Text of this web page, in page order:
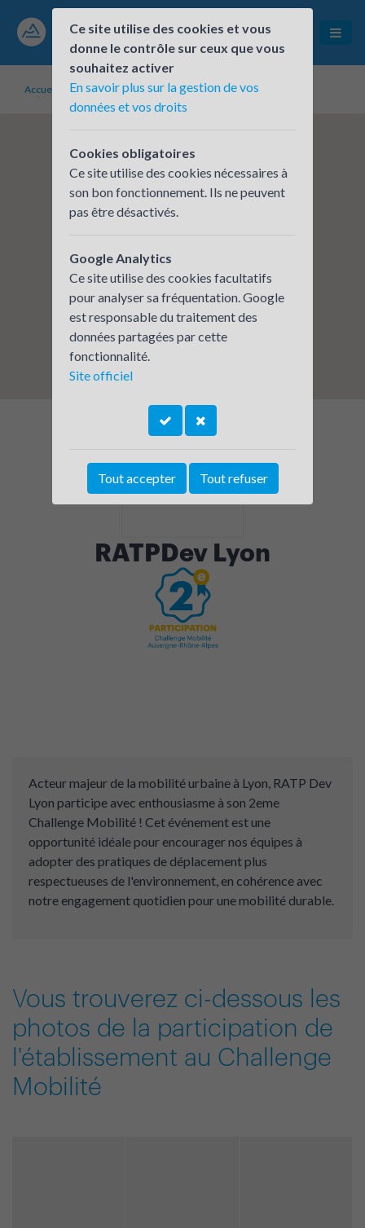
Accueil Établissements inscrits RATPDev Lyon
RATPDev Lyon
Acteur majeur de la mobilité urbaine à Lyon, RATP Dev
Lyon participe avec enthousiasme à son 2eme
Challenge Mobilité ! Cet événement est une
opportunité idéale pour encourager nos équipes à
adopter des pratiques de déplacement plus
respectueuses de l'environnement, en cohérence avec
notre engagement quotidien pour une mobilité durable.
Vous trouverez ci-dessous les
photos de la participation de
l'établissement au Challenge
Mobilité
Ce site utilise des cookies et vous
donne le contrôle sur ceux que vous
souhaitez activer
En savoir plus sur la gestion de vos
données et vos droits
Cookies obligatoires
Ce site utilise des cookies nécessaires à
son bon fonctionnement. Ils ne peuvent
pas être désactivés.
Google Analytics
Ce site utilise des cookies facultatifs
pour analyser sa fréquentation. Google
est responsable du traitement des
données partagées par cette
fonctionnalité.
Site officiel
Tout accepter Tout refuser